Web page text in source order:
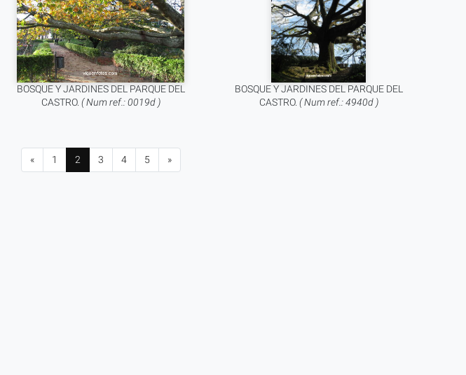
BOSQUE Y JARDINES DEL PARQUE DEL
CASTRO. ( Num ref.: 0019d )
BOSQUE Y JARDINES DEL PARQUE DEL
CASTRO. ( Num ref.: 4940d )
« 1 2 3 4 5 »